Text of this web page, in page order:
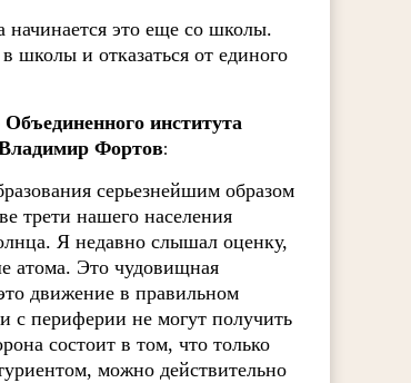
это еще со школы.
школы и отказаться от единого
Объединенного института
Фортов:
серьезнейшим образом
трети нашего населения
Я недавно слышал оценку,
атома. Это чудовищная
движение в правильном
с периферии не могут получить
состоит в том, что только
можно действительно